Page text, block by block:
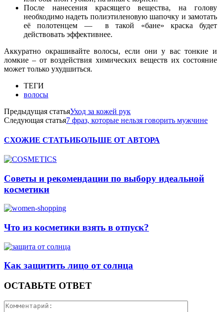
После нанесения красящего вещества, на голову
необходимо надеть полиэтиленовую шапочку и замотать
её полотенцем — в такой «бане» краска будет
действовать эффективнее.
Аккуратно окрашивайте волосы, если они у вас тонкие и
ломкие – от воздействия химических веществ их состояние
может только ухудшиться.
ТЕГИ
волосы
Предыдущая статьяУход за кожей рук
Следующая статья7 фраз, которые нельзя говорить мужчине
СХОЖИЕ СТАТЬИБОЛЬШЕ ОТ АВТОРА
Советы и рекомендации по выбору идеальной
косметики
Что из косметики взять в отпуск?
Как защитить лицо от солнца
ОСТАВЬТЕ ОТВЕТ